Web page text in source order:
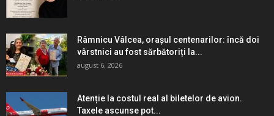
Râmnicu Vâlcea, orașul centenarilor: încă doi
vârstnici au fost sărbătoriți la...
august 6, 2026
Atenție la costul real al biletelor de avion.
Taxele ascunse pot...